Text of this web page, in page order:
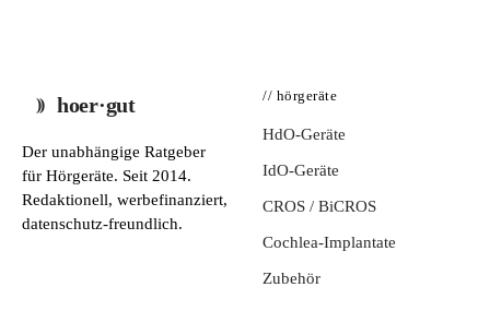
hoer·gut
Der unabhängige Ratgeber
für Hörgeräte. Seit 2014.
Redaktionell, werbefinanziert,
datenschutz-freundlich.
// hörgeräte
HdO-Geräte
IdO-Geräte
CROS / BiCROS
Cochlea-Implantate
Zubehör